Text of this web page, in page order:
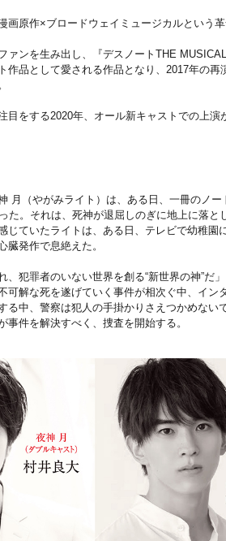
画原作×ブロードウェイミュージカルという革
ァンを生み出し、『デスノートTHE
作品として愛される作品となり、2017年の
目をする2020年、オール新キャストでの上演
月（やがみライト）は、ある日、一冊のノ
た。それは、死神が退屈しのぎに地上に落と
じていたライトは、ある日、テレビで幼稚
臓発作で息絶えた。
、犯罪者のいない世界を創る“新世界の神”
可解な死を遂げていく事件が相次ぐ中、イ
る中、警察は犯人の手掛かりさえつかめな
事件を解決すべく、捜査を開始する。